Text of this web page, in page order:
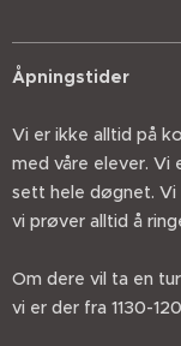
Åpningstider
Vi er ikke alltid på
med våre elever.
sett hele døgnet. Vi
vi prøver alltid å
Om dere vil ta en
vi er der fra 1130-